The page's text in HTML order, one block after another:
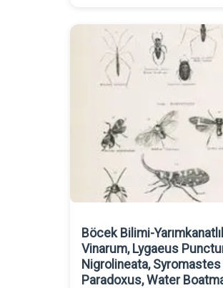
Böcek Bilimi-
Vinarum, Lygaeus
Nigrolineata, Syromastes
Paradoxus, Water